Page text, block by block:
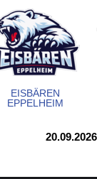
EISBÄREN
EPPELHEIM